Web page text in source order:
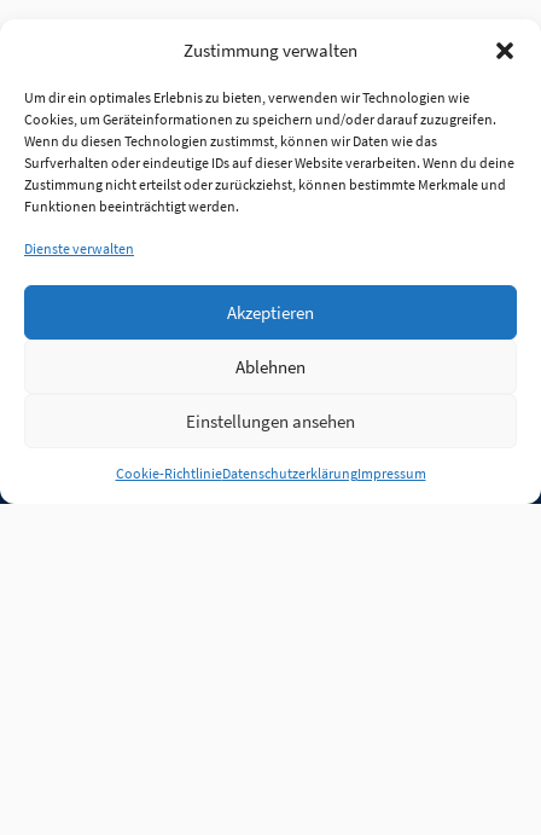
Zustimmung verwalten
Um dir ein optimales Erlebnis zu bieten, verwenden wir Technologien wie
Cookies, um Geräteinformationen zu speichern und/oder darauf zuzugreifen.
Wenn du diesen Technologien zustimmst, können wir Daten wie das
Surfverhalten oder eindeutige IDs auf dieser Website verarbeiten. Wenn du deine
Zustimmung nicht erteilst oder zurückziehst, können bestimmte Merkmale und
Funktionen beeinträchtigt werden.
Dienste verwalten
Akzeptieren
Ablehnen
Einstellungen ansehen
Cookie-RichtlinieDatenschutzerklärungImpressum
Anmelden
Jobs Partner FAQ Quellen